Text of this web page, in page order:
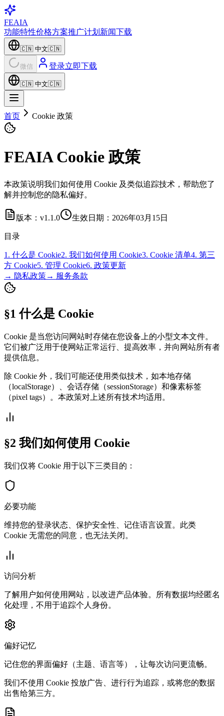
FEAIA
功能特性价格方案推广计划 新闻下载
🇨🇳 中文🇨🇳
微信 登录立即下载
🇨🇳 中文🇨🇳
首页 Cookie 政策
FEAIA Cookie 政策
本政策说明我们如何使用 Cookie 及类似追踪技术，帮助您了
解并控制您的隐私偏好。
版本：v1.1.0 生效日期：2026年03月15日
目录
1. 什么是 Cookie2. 我们如何使用 Cookie3. Cookie 清单4. 第三
方 Cookie5. 管理 Cookie6. 政策更新
→ 隐私政策→ 服务条款
§1 什么是 Cookie
Cookie 是当您访问网站时存储在您设备上的小型文本文件。
它们被广泛用于使网站正常运行、提高效率，并向网站所有者
提供信息。
除 Cookie 外，我们可能还使用类似技术，如本地存储
（localStorage）、会话存储（sessionStorage）和像素标签
（pixel tags）。本政策对上述所有技术均适用。
§2 我们如何使用 Cookie
我们仅将 Cookie 用于以下三类目的：
必要功能
维持您的登录状态、保护安全性、记住语言设置。此类
Cookie 无需您的同意，也无法关闭。
访问分析
了解用户如何使用网站，以改进产品体验。所有数据均经匿名
化处理，不用于追踪个人身份。
偏好记忆
记住您的界面偏好（主题、语言等），让每次访问更流畅。
我们不使用 Cookie 投放广告、进行行为追踪，或将您的数据
出售给第三方。